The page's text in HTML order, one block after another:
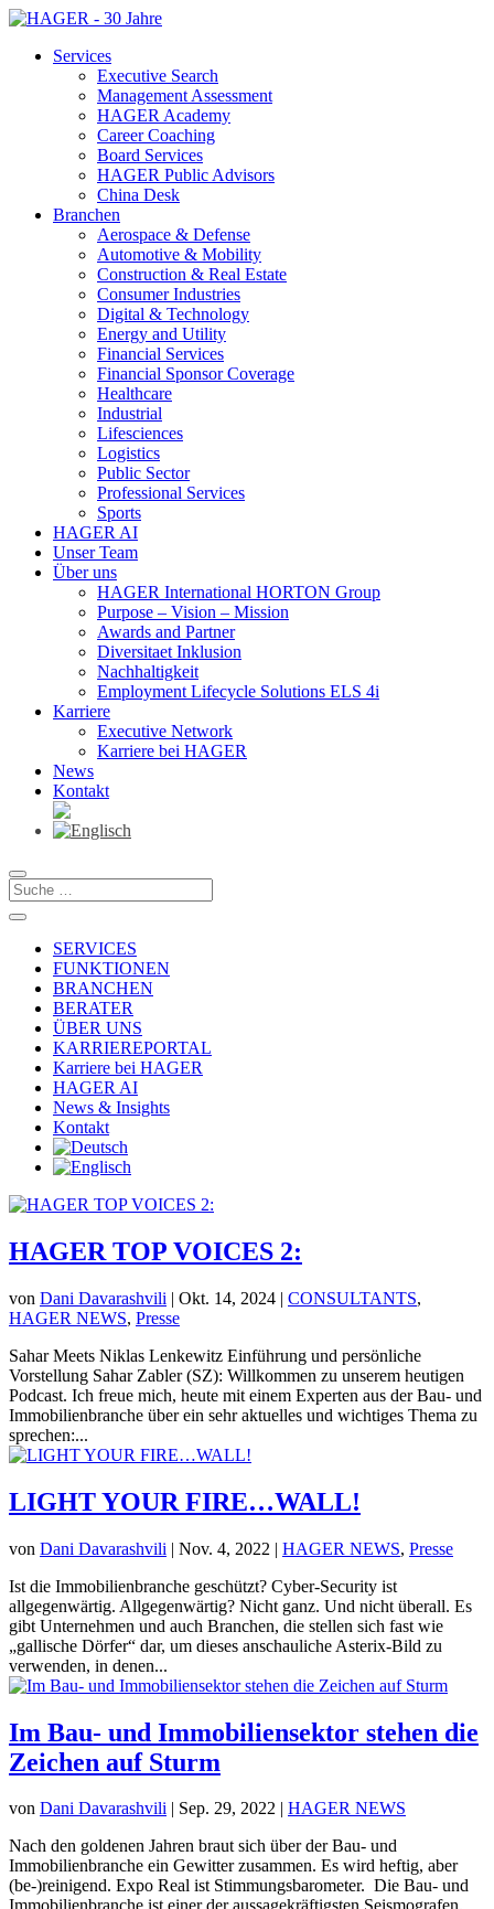
Services
Executive Search
Management Assessment
HAGER Academy
Career Coaching
Board Services
HAGER Public Advisors
China Desk
Branchen
Aerospace & Defense
Automotive & Mobility
Construction & Real Estate
Consumer Industries
Digital & Technology
Energy and Utility
Financial Services
Financial Sponsor Coverage
Healthcare
Industrial
Lifesciences
Logistics
Public Sector
Professional Services
Sports
HAGER AI
Unser Team
Über uns
HAGER International HORTON Group
Purpose – Vision – Mission
Awards and Partner
Diversitaet Inklusion
Nachhaltigkeit
Employment Lifecycle Solutions ELS 4i
Karriere
Executive Network
Karriere bei HAGER
News
Kontakt
SERVICES
FUNKTIONEN
BRANCHEN
BERATER
ÜBER UNS
KARRIEREPORTAL
Karriere bei HAGER
HAGER AI
News & Insights
Kontakt
HAGER TOP VOICES 2:
von Dani Davarashvili | Okt. 14, 2024 | CONSULTANTS,
HAGER NEWS, Presse
Sahar Meets Niklas Lenkewitz Einführung und persönliche
Vorstellung Sahar Zabler (SZ): Willkommen zu unserem heutigen
Podcast. Ich freue mich, heute mit einem Experten aus der Bau- und
Immobilienbranche über ein sehr aktuelles und wichtiges Thema zu
sprechen:...
LIGHT YOUR FIRE…WALL!
von Dani Davarashvili | Nov. 4, 2022 | HAGER NEWS, Presse
Ist die Immobilienbranche geschützt? Cyber-Security ist
allgegenwärtig. Allgegenwärtig? Nicht ganz. Und nicht überall. Es
gibt Unternehmen und auch Branchen, die stellen sich fast wie
„gallische Dörfer“ dar, um dieses anschauliche Asterix-Bild zu
verwenden, in denen...
Im Bau- und Immobiliensektor stehen die
Zeichen auf Sturm
von Dani Davarashvili | Sep. 29, 2022 | HAGER NEWS
Nach den goldenen Jahren braut sich über der Bau- und
Immobilienbranche ein Gewitter zusammen. Es wird heftig, aber
(be-)reinigend. Expo Real ist Stimmungsbarometer. Die Bau- und